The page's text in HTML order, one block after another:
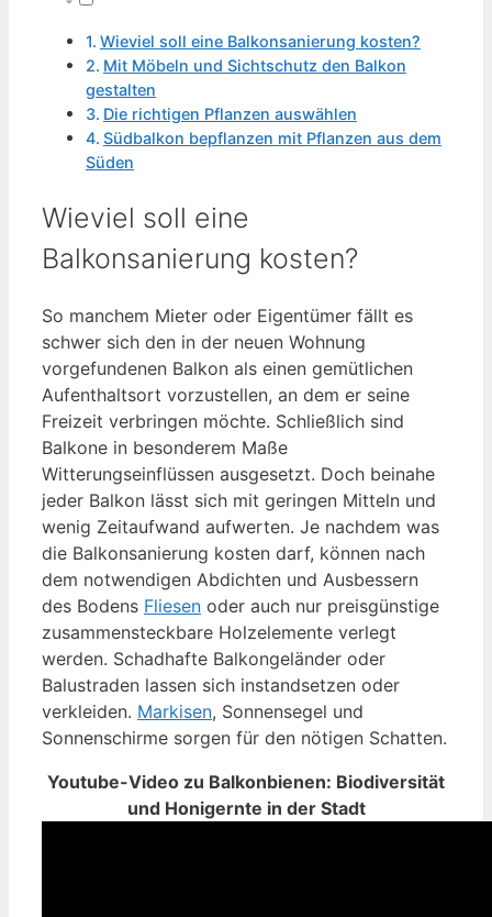
Wieviel soll eine Balkonsanierung kosten?
Mit Möbeln und Sichtschutz den Balkon
gestalten
Die richtigen Pflanzen auswählen
Südbalkon bepflanzen mit Pflanzen aus dem
Süden
Wieviel soll eine
Balkonsanierung kosten?
So manchem Mieter oder Eigentümer fällt es
schwer sich den in der neuen Wohnung
vorgefundenen Balkon als einen gemütlichen
Aufenthaltsort vorzustellen, an dem er seine
Freizeit verbringen möchte. Schließlich sind
Balkone in besonderem Maße
Witterungseinflüssen ausgesetzt. Doch beinahe
jeder Balkon lässt sich mit geringen Mitteln und
wenig Zeitaufwand aufwerten. Je nachdem was
die Balkonsanierung kosten darf, können nach
dem notwendigen Abdichten und Ausbessern
des Bodens Fliesen oder auch nur preisgünstige
zusammensteckbare Holzelemente verlegt
werden. Schadhafte Balkongeländer oder
Balustraden lassen sich instandsetzen oder
verkleiden. Markisen, Sonnensegel und
Sonnenschirme sorgen für den nötigen Schatten.
Youtube-Video zu Balkonbienen: Biodiversität
und Honigernte in der Stadt